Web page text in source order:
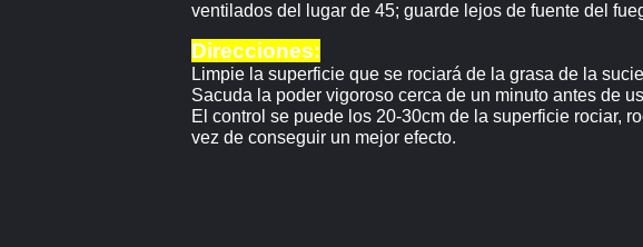
ventilados del lugar de 45; guarde lejos de fuente del
Direcciones:
Limpie la superficie que se rociará de la grasa de la
Sacuda la poder vigoroso cerca de un minuto antes de
El control se puede los 20-30cm de la superficie rociar,
vez de conseguir un mejor efecto.